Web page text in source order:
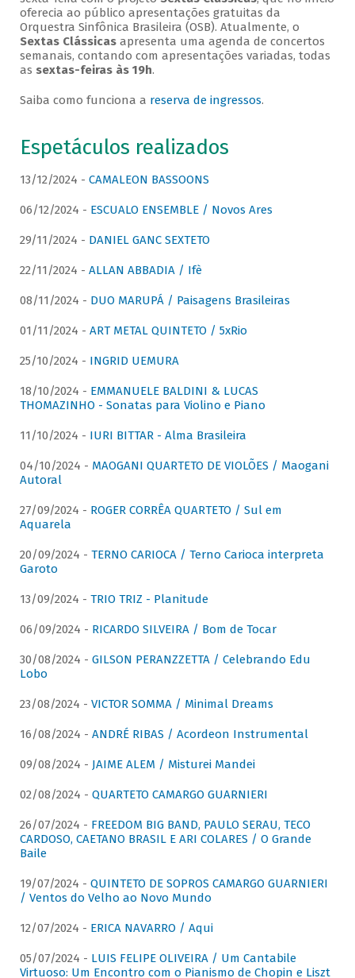
oferecia ao público apresentações gratuitas da
Orquestra Sinfônica Brasileira (OSB). Atualmente, o
Sextas Clássicasapresenta uma agenda de concertos
semanais, contando com apresentações variadas, todas
as sextas-feiras às 19h.
Saiba como funciona a reserva de ingressos.
Espetáculos realizados
13/12/2024 - CAMALEON BASSOONS
06/12/2024 - ESCUALO ENSEMBLE / Novos Ares
29/11/2024 - DANIEL GANC SEXTETO
22/11/2024 - ALLAN ABBADIA / Ifè
08/11/2024 - DUO MARUPÁ / Paisagens Brasileiras
01/11/2024 - ART METAL QUINTETO / 5xRio
25/10/2024 - INGRID UEMURA
18/10/2024 - EMMANUELE BALDINI & LUCAS
THOMAZINHO - Sonatas para Violino e Piano
11/10/2024 - IURI BITTAR - Alma Brasileira
04/10/2024 - MAOGANI QUARTETO DE VIOLÕES / Maogani
Autoral
27/09/2024 - ROGER CORRÊA QUARTETO / Sul em
Aquarela
20/09/2024 - TERNO CARIOCA / Terno Carioca interpreta
Garoto
13/09/2024 - TRIO TRIZ - Planitude
06/09/2024 - RICARDO SILVEIRA / Bom de Tocar
30/08/2024 - GILSON PERANZZETTA / Celebrando Edu
Lobo
23/08/2024 - VICTOR SOMMA / Minimal Dreams
16/08/2024 - ANDRÉ RIBAS / Acordeon Instrumental
09/08/2024 - JAIME ALEM / Misturei Mandei
02/08/2024 - QUARTETO CAMARGO GUARNIERI
26/07/2024 - FREEDOM BIG BAND, PAULO SERAU, TECO
CARDOSO, CAETANO BRASIL E ARI COLARES / O Grande
Baile
19/07/2024 - QUINTETO DE SOPROS CAMARGO GUARNIERI
/ Ventos do Velho ao Novo Mundo
12/07/2024 - ERICA NAVARRO / Aqui
05/07/2024 - LUIS FELIPE OLIVEIRA / Um Cantabile
Virtuoso: Um Encontro com o Pianismo de Chopin e Liszt